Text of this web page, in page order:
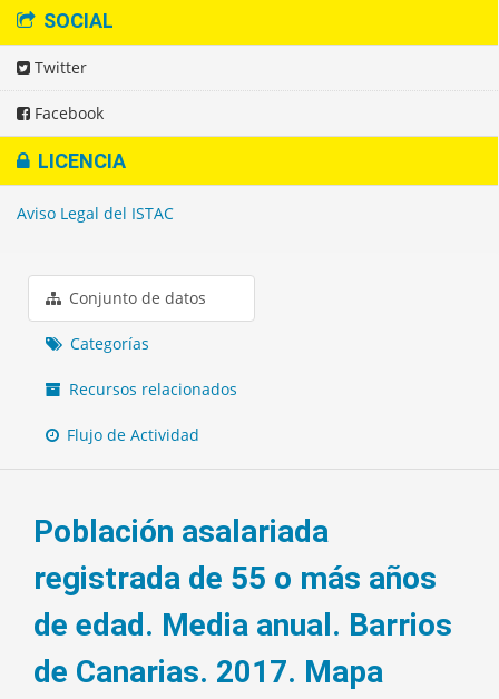
SOCIAL
Twitter
Facebook
LICENCIA
Aviso Legal del ISTAC
Conjunto de datos
Categorías
Recursos relacionados
Flujo de Actividad
Población asalariada
registrada de 55 o más años
de edad. Media anual. Barrios
de Canarias. 2017. Mapa